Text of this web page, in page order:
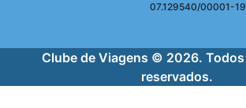
07.129540/00001-19
Clube de Viagens © 2026.
reservados.